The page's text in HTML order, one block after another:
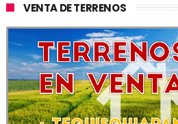
VENTA DE TERRENOS